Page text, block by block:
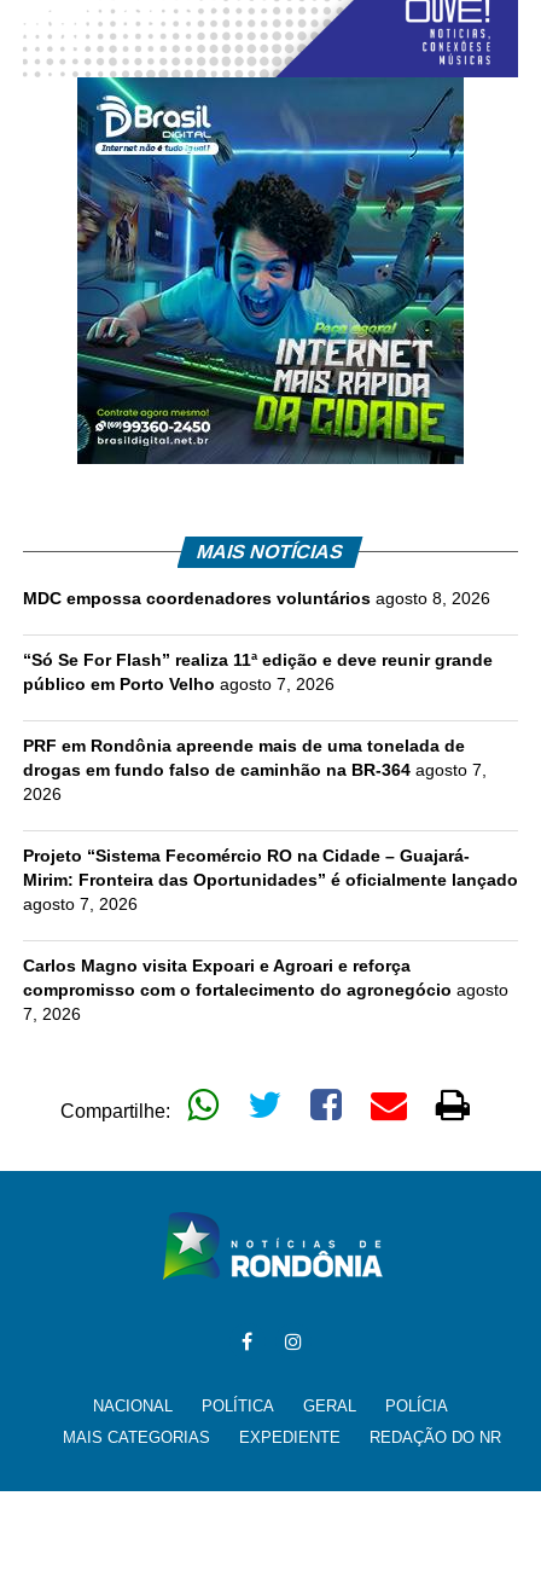
MAIS NOTÍCIAS
MDC empossa coordenadores voluntários agosto 8, 2026
“Só Se For Flash” realiza 11ª edição e deve reunir grande
público em Porto Velho agosto 7, 2026
PRF em Rondônia apreende mais de uma tonelada de
drogas em fundo falso de caminhão na BR-364 agosto 7,
2026
Projeto “Sistema Fecomércio RO na Cidade – Guajará-
Mirim: Fronteira das Oportunidades” é oficialmente lançado
agosto 7, 2026
Carlos Magno visita Expoari e Agroari e reforça
compromisso com o fortalecimento do agronegócio agosto
7, 2026
Compartilhe:
NACIONAL POLÍTICA GERAL
POLÍCIA
MAIS CATEGORIAS
EXPEDIENTE REDAÇÃO DO NR